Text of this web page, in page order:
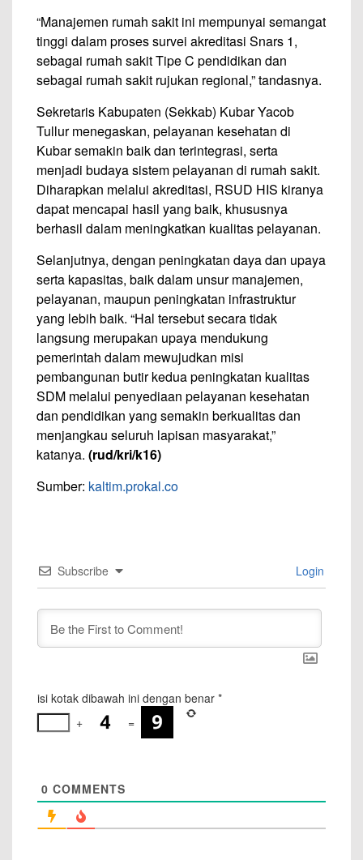
“Manajemen rumah sakit ini mempunyai semangat
tinggi dalam proses survei akreditasi Snars 1,
sebagai rumah sakit Tipe C pendidikan dan
sebagai rumah sakit rujukan regional,” tandasnya.
Sekretaris Kabupaten (Sekkab) Kubar Yacob
Tullur menegaskan, pelayanan kesehatan di
Kubar semakin baik dan terintegrasi, serta
menjadi budaya sistem pelayanan di rumah sakit.
Diharapkan melalui akreditasi, RSUD HIS kiranya
dapat mencapai hasil yang baik, khususnya
berhasil dalam meningkatkan kualitas pelayanan.
Selanjutnya, dengan peningkatan daya dan upaya
serta kapasitas, baik dalam unsur manajemen,
pelayanan, maupun peningkatan infrastruktur
yang lebih baik. “Hal tersebut secara tidak
langsung merupakan upaya mendukung
pemerintah dalam mewujudkan misi
pembangunan butir kedua peningkatan kualitas
SDM melalui penyediaan pelayanan kesehatan
dan pendidikan yang semakin berkualitas dan
menjangkau seluruh lapisan masyarakat,”
katanya. (rud/kri/k16)
Sumber: kaltim.prokal.co
Subscribe Login
isi kotak dibawah ini dengan benar *
+
=
0 COMMENTS